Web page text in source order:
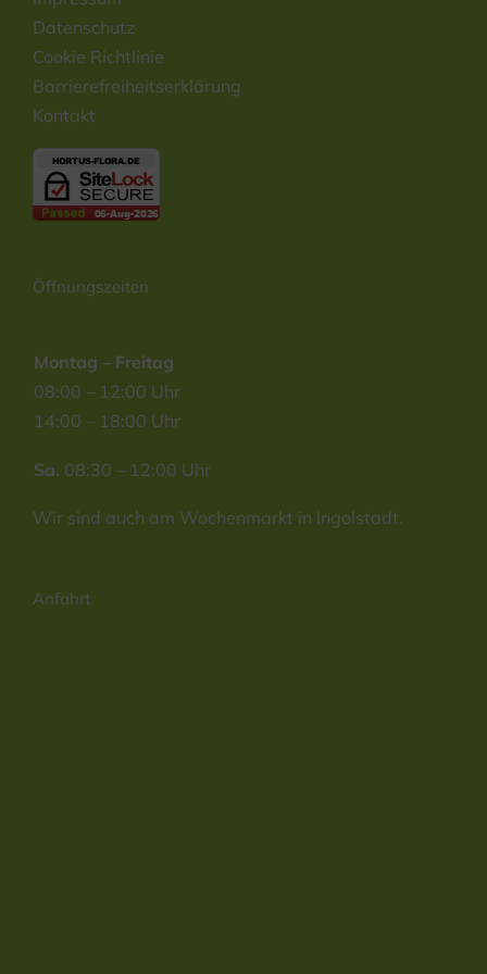
Datenschutz
Cookie Richtlinie
Barrierefreiheitserklärung
Kontakt
Öffnungszeiten
Montag – Freitag
08:00 – 12:00 Uhr
14:00 – 18:00 Uhr
Sa. 08:30 – 12:00 Uhr
Wir sind auch am Wochenmarkt in Ingolstadt.
Anfahrt